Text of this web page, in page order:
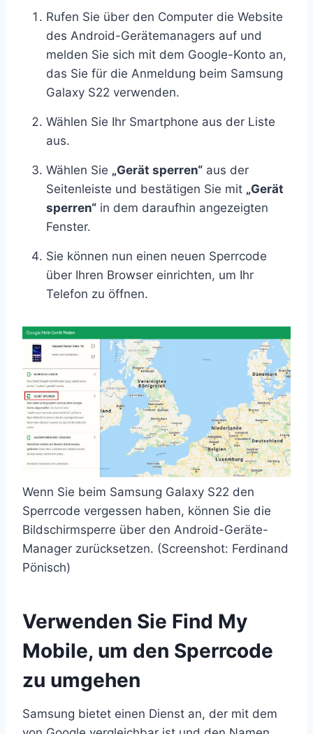
Rufen Sie über den Computer die Website
des Android-Gerätemanagers auf und
melden Sie sich mit dem Google-Konto an,
das Sie für die Anmeldung beim Samsung
Galaxy S22 verwenden.
Wählen Sie Ihr Smartphone aus der Liste
aus.
Wählen Sie „Gerät sperren“ aus der
Seitenleiste und bestätigen Sie mit „Gerät
sperren“ in dem daraufhin angezeigten
Fenster.
Sie können nun einen neuen Sperrcode
über Ihren Browser einrichten, um Ihr
Telefon zu öffnen.
Wenn Sie beim Samsung Galaxy S22 den
Sperrcode vergessen haben, können Sie die
Bildschirmsperre über den Android-Geräte-
Manager zurücksetzen. (Screenshot: Ferdinand
Pönisch)
Verwenden Sie Find My
Mobile, um den Sperrcode
zu umgehen
Samsung bietet einen Dienst an, der mit dem